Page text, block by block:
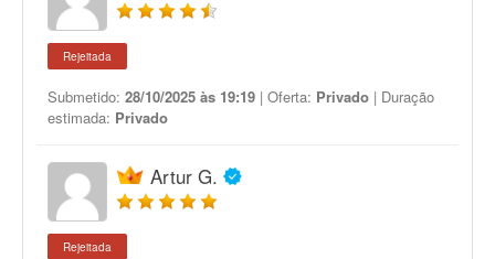
Rejeitada
Submetido: 28/10/2025 às 19:19 | Oferta: Privado | Duração
estimada: Privado
Artur G.
Rejeitada